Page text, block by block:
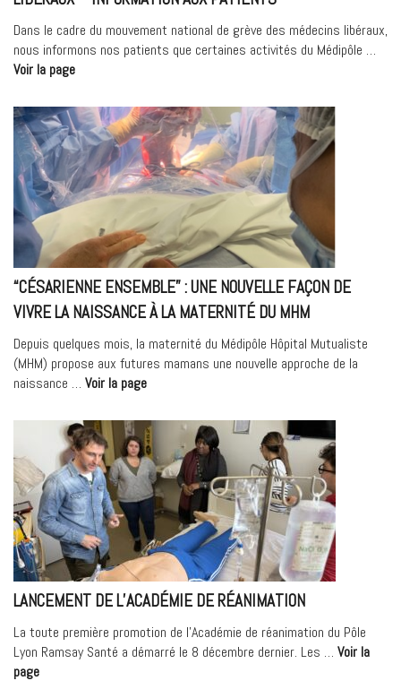
Dans le cadre du mouvement national de grève des médecins libéraux,
nous informons nos patients que certaines activités du Médipôle …
Voir la page« Mouvement
de
grève
des
médecins
libéraux
–
Information
aux
patients »
“CÉSARIENNE ENSEMBLE” : UNE NOUVELLE FAÇON DE
VIVRE LA NAISSANCE À LA MATERNITÉ DU MHM
Depuis quelques mois, la maternité du Médipôle Hôpital Mutualiste
(MHM) propose aux futures mamans une nouvelle approche de la
naissance … Voir la page« “Césarienne
:
une
nouvelle
façon
de
vivre
la
naissance
à
la
du
MHM »
LANCEMENT DE L’ACADÉMIE DE RÉANIMATION
La toute première promotion de l’Académie de réanimation du Pôle
Lyon Ramsay Santé a démarré le 8 décembre dernier. Les … Voir la
page« Lancement